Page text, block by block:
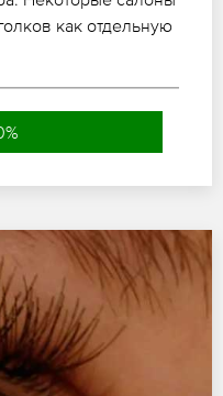
как отдельную